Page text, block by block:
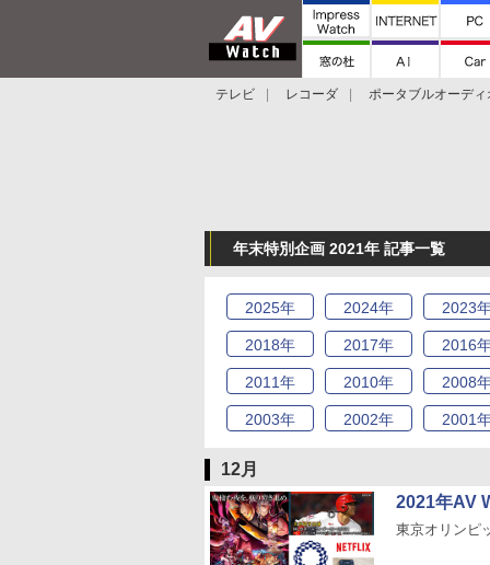
テレビ レコーダ
ポータブルオーディ
年末特別企画 2021年 記事一覧
2025年 2024年 2023
2018年 2017年 2016
2011年 2010年 2008
2003年 2002年 2001
12月
2021年AV
東京オリンピ